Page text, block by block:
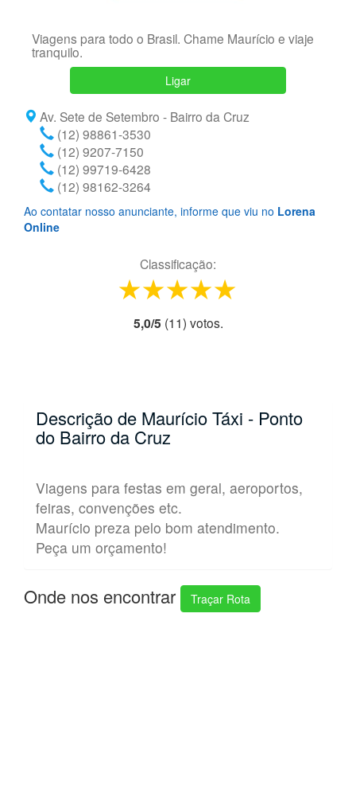
Viagens para todo o Brasil. Chame Maurício e viaje
tranquilo.
Ligar
Av. Sete de Setembro - Bairro da Cruz
(12) 98861-3530
(12) 9207-7150
(12) 99719-6428
(12) 98162-3264
Ao contatar nosso anunciante, informe que viu no Lorena
Online
Classificação:
4 stars
3 stars
2 stars
1 star
5,0/5 (11) votos.
Descrição de Maurício Táxi - Ponto
do Bairro da Cruz
Viagens para festas em geral, aeroportos,
feiras, convenções etc.
Maurício preza pelo bom atendimento.
Peça um orçamento!
Onde nos encontrar Traçar Rota